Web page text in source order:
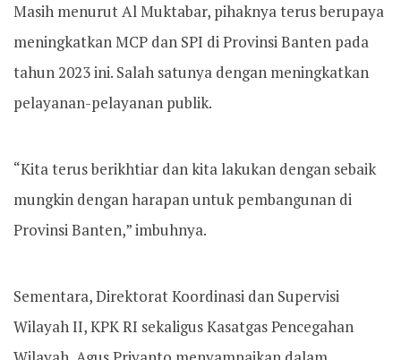
Masih menurut Al Muktabar, pihaknya terus berupaya
meningkatkan MCP dan SPI di Provinsi Banten pada
tahun 2023 ini. Salah satunya dengan meningkatkan
pelayanan-pelayanan publik.
“Kita terus berikhtiar dan kita lakukan dengan sebaik
mungkin dengan harapan untuk pembangunan di
Provinsi Banten,” imbuhnya.
Sementara, Direktorat Koordinasi dan Supervisi
Wilayah II, KPK RI sekaligus Kasatgas Pencegahan